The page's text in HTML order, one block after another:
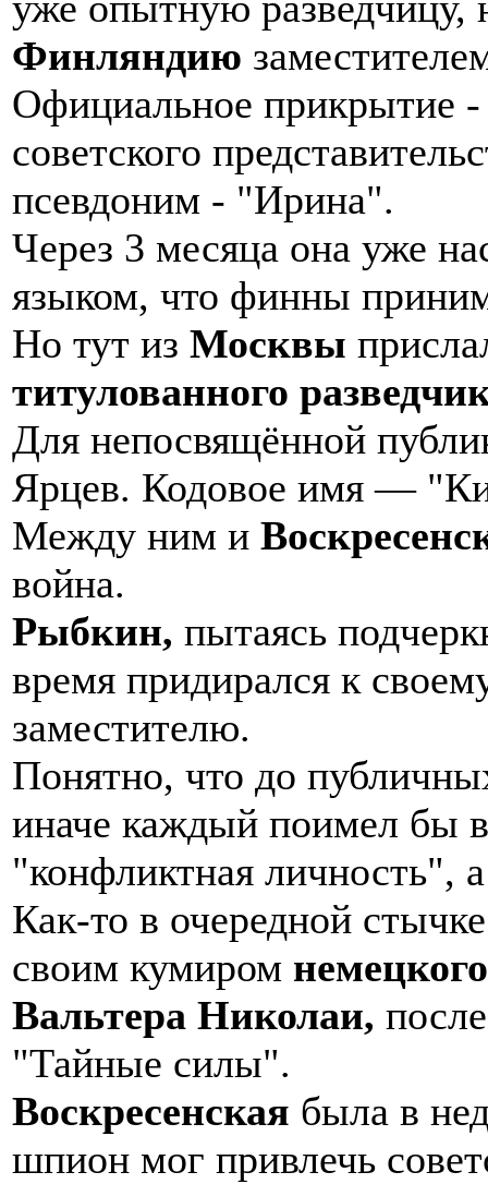
Финляндию
Официальное прикрытие -
советского
псевдоним - "Ирина".
Через 3 месяца она уже
языком, что финны
Но тут из Москвы
титулованного
Для непосвящённой
Ярцев. Кодовое имя —
Между ним и
война.
Рыбкин, пытаясь
время придирался к
заместителю.
Понятно, что до
иначе каждый поимел бы
"конфликтная личность",
Как-то в очередной
своим кумиром
Вальтера Николаи,
"Тайные силы".
Воскресенская была в
шпион мог привлечь